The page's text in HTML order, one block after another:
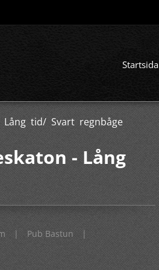
Startsida
tid/ Svart regnbåge
- Lång
| Pub Bastun
|